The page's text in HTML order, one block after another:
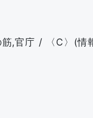
,官庁 / 〈C〉(情